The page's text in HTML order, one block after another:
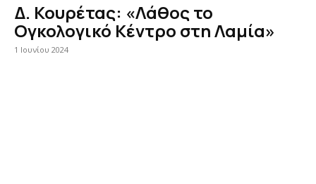
Δ. Κουρέτας: «Λάθος το
Ογκολογικό Κέντρο στη Λαμία»
1 Ιουνίου 2024